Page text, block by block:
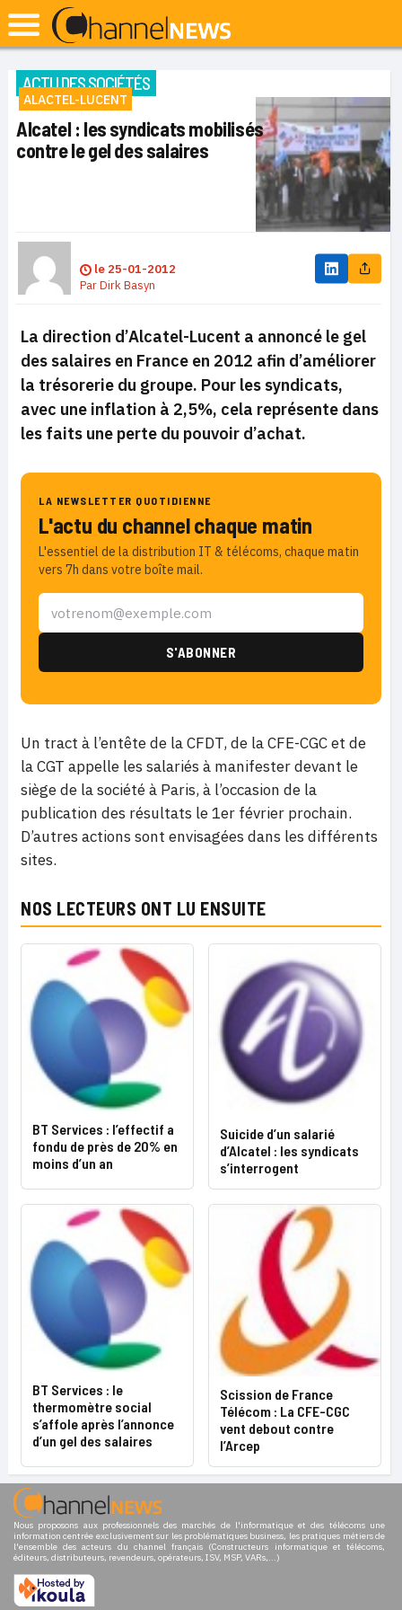
ACTU DES SOCIÉTÉS
ALACTEL-LUCENT
Alcatel : les syndicats mobilisés
contre le gel des salaires
le 25-01-2012
ParDirk Basyn
La direction d’Alcatel-Lucent a annoncé le gel
des salaires en France en 2012 afin d’améliorer
la trésorerie du groupe. Pour les syndicats,
avec une inflation à 2,5%, cela représente dans
les faits une perte du pouvoir d’achat.
LA NEWSLETTER QUOTIDIENNE
L'actu du channel chaque matin
L'essentiel de la distribution IT & télécoms, chaque matin
vers 7h dans votre boîte mail.
Un tract à l’entête de la CFDT, de la CFE-CGC et de
la CGT appelle les salariés à manifester devant le
siège de la société à Paris, à l’occasion de la
publication des résultats le 1er février prochain.
D’autres actions sont envisagées dans les différents
sites.
NOS LECTEURS ONT LU ENSUITE
BT Services : l’effectif a
fondu de près de 20% en
moins d’un an
Suicide d’un salarié
d’Alcatel : les syndicats
s’interrogent
BT Services : le
thermomètre social
s’affole après l’annonce
d’un gel des salaires
Scission de France
Télécom : La CFE-CGC
vent debout contre
l’Arcep
Nous proposons aux professionnels des marchés de l'informatique et des télécoms une
information centrée exclusivement sur les problématiques business, les pratiques métiers de
l'ensemble des acteurs du channel français (Constructeurs informatique et télécoms,
éditeurs, distributeurs, revendeurs, opérateurs, ISV, MSP, VARs,...)